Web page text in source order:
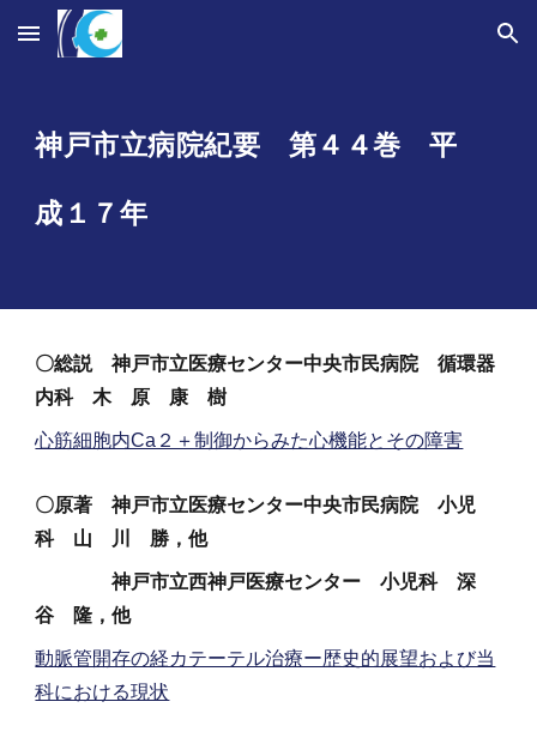
Skip to main content Skip to navigation
神戸市立病院紀要 第４ ４巻 平
成 １７ 年
〇総説 神戸市立 医療センター中央市民病院 循環器
内科 木 原 康 樹
心筋細胞内Ca２＋制御からみた心機能とその障害
〇原著 神戸市立医療センター中央市民病院 小児
科 山 川 勝，他
神戸市立西神戸医療センター 小児科 深
谷 隆，他
動脈管開存の経カテーテル治療ー歴史的展望および当
科における現状